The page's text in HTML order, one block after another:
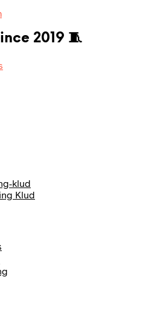
2019 🧵
klud
Klud